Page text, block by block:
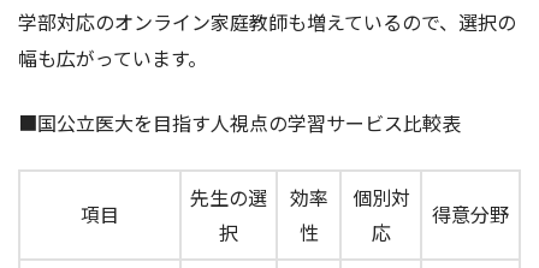
学部対応のオンライン家庭教師も増えているので、選択の
幅も広がっています。
■国公立医大を目指す人視点の学習サービス比較表
項目
先生の選
択
効率
性
個別対
応
得意分野